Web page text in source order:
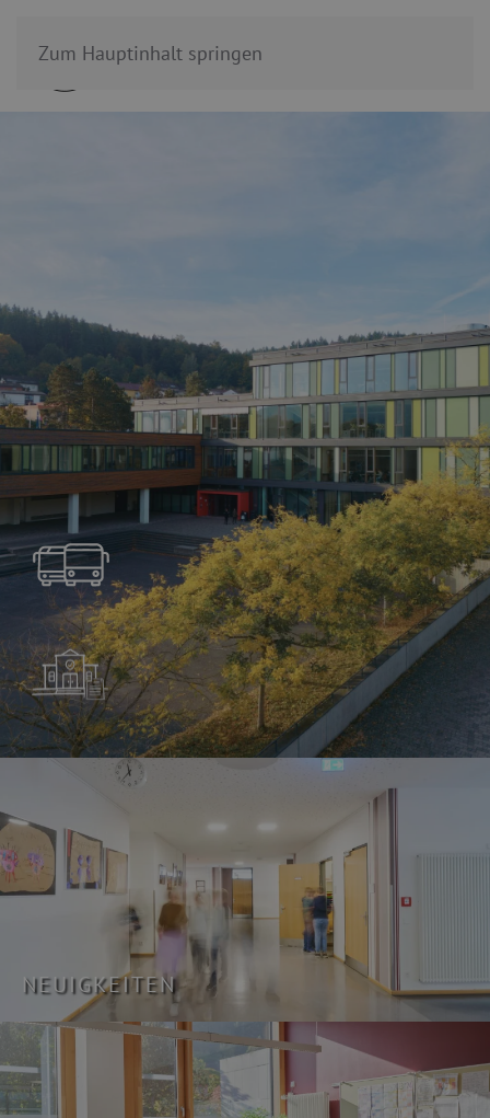
Zum Hauptinhalt springen
NEUIGKEITEN